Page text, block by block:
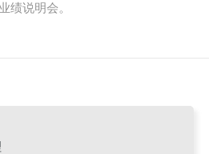
绩说明会。